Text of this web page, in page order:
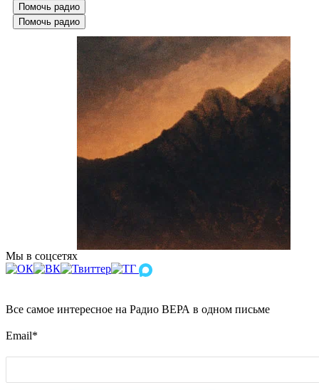
Помочь радио
Помочь радио
Мы в соцсетях
Все самое интересное на Радио ВЕРА в одном письме
Email*